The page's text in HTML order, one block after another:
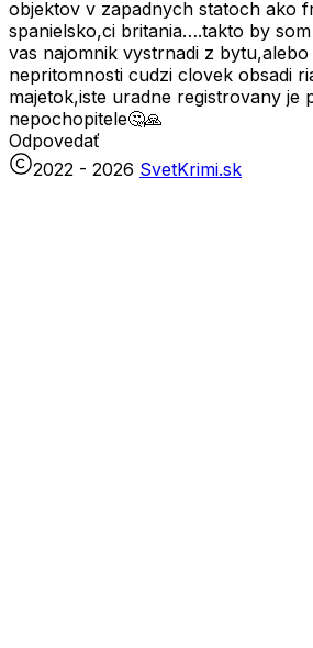
objektov v zapadnych statoch ako
spanielsko,ci britania….takto by
vas najomnik vystrnadi z
nepritomnosti cudzi clovek obsadi
majetok,iste uradne registrovany je
nepochopitele🤔🙏
Odpovedať
2022 - 2026 SvetKrimi.sk